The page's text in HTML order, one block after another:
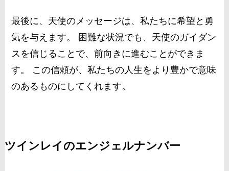
最後に、天使のメッセージは、私たちに希望と勇
気を与えます。 困難な状況でも、天使のガイダン
スを信じることで、前向きに進むことができま
す。 この信頼が、私たちの人生をより豊かで意味
のあるものにしてくれます。
ツインレイのエンジェルナンバー